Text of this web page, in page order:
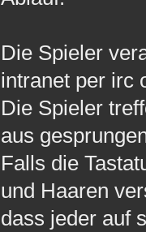
Die Spieler
intranet per irc
Die Spieler
aus
Falls die
und Haaren
dass jeder auf